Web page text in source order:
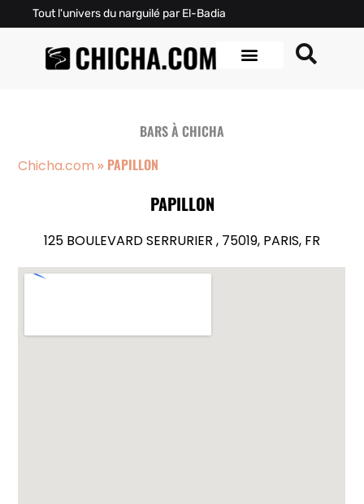
Tout l'univers du narguilé par El-Badia
BARS À CHICHA
Chicha.com » PAPILLON
PAPILLON
125 BOULEVARD SERRURIER , 75019, PARIS, FR